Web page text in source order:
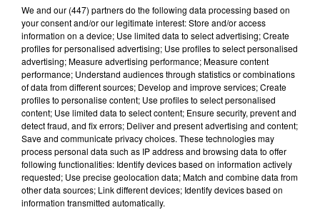
Lecture (1 min 16 sec)
100%
100% Radio l'agenda de Toulouse
We and our (447) partnersdo the following data processing based on
your consent and/or our legitimate interest: Store and/or access
information on a device; Use limited data to select advertising; Create
profiles for personalised advertising; Use profiles to select personalised
advertising; Measure advertising performance; Measure content
performance; Understand audiences through statistics or combinations
of data from different sources; Develop and improve services; Create
profiles to personalise content; Use profiles to select personalised
content; Use limited data to select content; Ensure security, prevent and
detect fraud, and fix errors; Deliver and present advertising and content;
Save and communicate privacy choices. These technologies may
process personal data such as IP address and browsing data to offer
following functionalities: Identify devices based on information actively
requested; Use precise geolocation data; Match and combine data from
other data sources; Link different devices; Identify devices based on
information transmitted automatically.